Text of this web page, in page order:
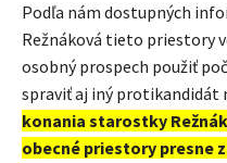
Podľa nám dostupných
Režnáková tieto priestory
osobný prospech použiť
spraviť aj iný protikandidát
konania starostky
obecné priestory presne